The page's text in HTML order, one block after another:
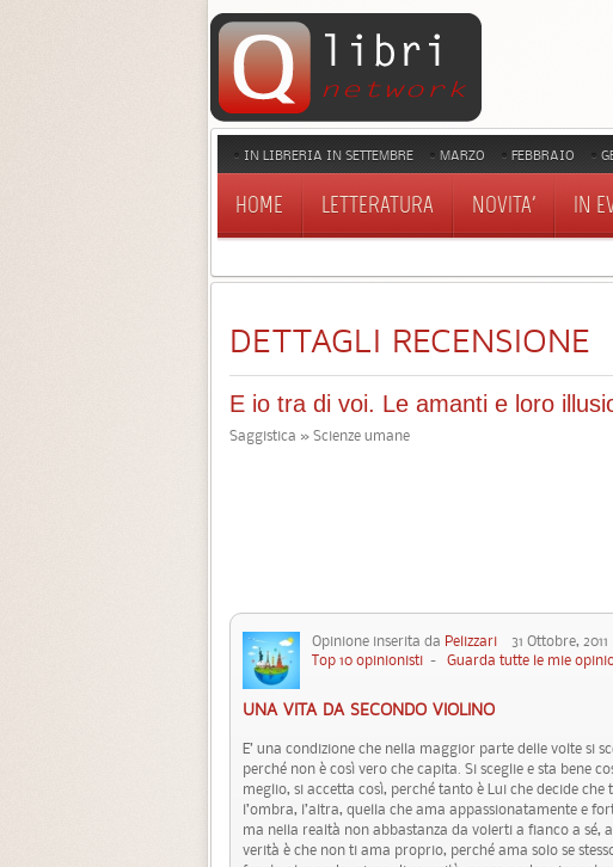
IN LIBRERIA IN SETTEMBRE MARZO FEBBRAIO
HOME LETTERATURA NOVITA' IN
DETTAGLI RECENSIONE
E io tra di voi. Le amanti e loro
Saggistica » Scienze umane
Opinione inserita da Pelizzari 31 Ottobre, 2011
Top 10 opinionisti - Guarda tutte le mie
UNA VITA DA SECONDO VIOLINO
E’ una condizione che nella maggior parte delle volte si
perché non è così vero che capita. Si sceglie e sta bene
meglio, si accetta così, perché tanto è Lui che decide che
l’ombra, l’altra, quella che ama appassionatamente e
ma nella realtà non abbastanza da volerti a fianco a sé,
verità è che non ti ama proprio, perché ama solo se